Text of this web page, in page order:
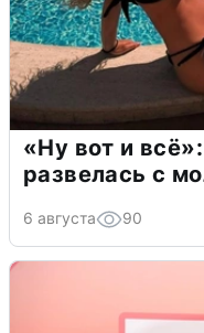
«Ну вот и
развелась с
6 августа 90